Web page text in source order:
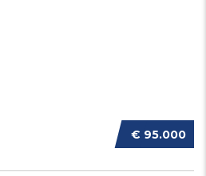
€ 95.000